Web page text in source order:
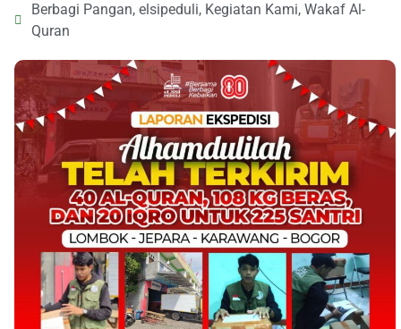
Berbagi Pangan, elsipeduli, Kegiatan Kami, Wakaf Al-
Quran